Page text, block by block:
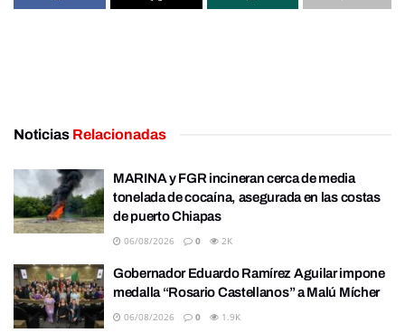
Noticias Relacionadas
MARINA y FGR incineran cerca de media
tonelada de cocaína, asegurada en las costas
de puerto Chiapas
06/08/2026 0 2K
Gobernador Eduardo Ramírez Aguilar impone
medalla “Rosario Castellanos” a Malú Mícher
06/08/2026 0 1.9K